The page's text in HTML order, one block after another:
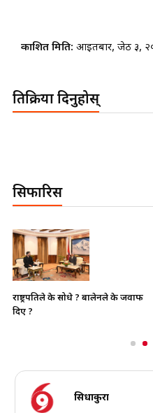
प्रकाशित मिति: आइतबार, जेठ ३,
प्रतिक्रिया दिनुहोस्
सिफारिस
राष्ट्रपतिले के सोधे ? बालेनले के जवाफ
दिए ?
सिधाकुरा